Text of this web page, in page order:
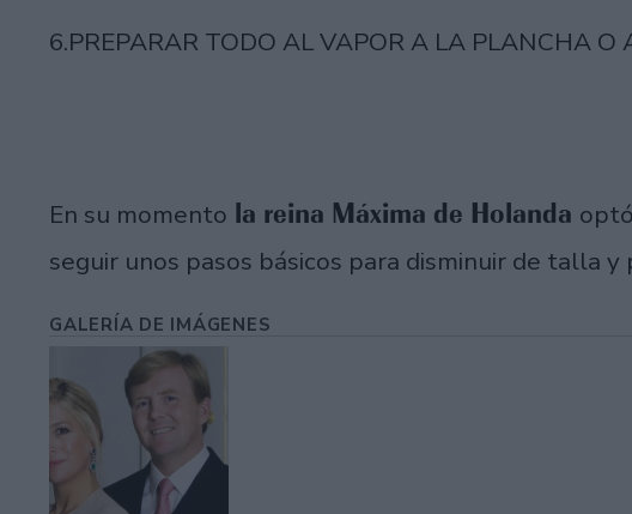
6.PREPARAR TODO AL VAPOR A LA PLANCHA O
En su momento la reina Máxima de Holanda
seguir unos pasos básicos para disminuir de talla y
GALERÍA DE IMÁGENES